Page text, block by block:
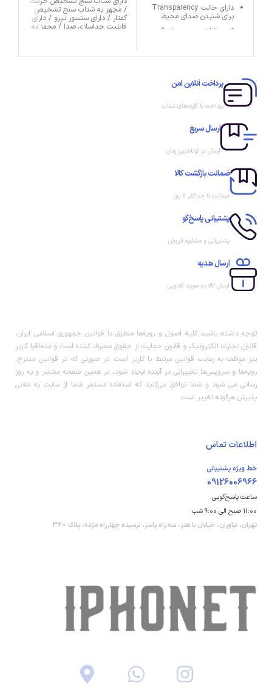
دارای حالت Transparency
برای شنیدن صدای محیط
کیس شارژ مجهز به بلندگو و
باتری با نگهداری شارژ تا ۶
دارای حسگر لمسی برای
پاسخگویی به مکالمات
/ مجهز به شتاب سنج تشخیص
گفتار / دارای سنسور نیرو / دارای
قابلیت جداسازی صدا / مجهز به
تاییدیه Qi
پرداخت آنلاین امن
پرداخت با کارت‌های شتاب
ارسال سریع
ارسال در کوتاه‌ترین زمان
ضمانت بازگشت کالا
ضمانت تا حداکثر ۷ روز
پشتیبانی پاسخ‌گو
پشتیبانی و مشاوره فروش
ارسال هدیه
ارسال کالا به صورت کادویی
توجه داشته باشید کلیه اصول و رویه‏‌ها منطبق با قوانین جمهوری اسلامی ایران،
قانون تجارت الکترونیک و قانون حمایت از حقوق مصرف کننده است و متعاقبا کاربر
نیز موظف به رعایت قوانین مرتبط با کاربر است. در صورتی که در قوانین مندرج،
رویه‏‌ها و سرویس‏‌ها تغییراتی در آینده ایجاد شود، در همین صفحه منتشر و به روز
رسانی می شود و شما توافق می‏‌کنید که استفاده مستمر شما از سایت به معنی
پذیرش هرگونه تغییر است.
اطلاعات تماس
خط ویژه پشتیبانی
09126006966
ساعت پاسخ‌گویی
11:00 صبح الی 9:00 شب
تهران، نیاوران، خیابان با هنر، سه راه یاسر، نرسیده چهارراه مژده، پلاک 320